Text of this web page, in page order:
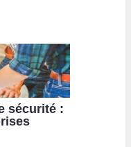
sécurité :